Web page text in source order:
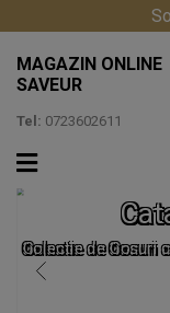
MAGAZIN ONLINE
SAVEUR
Tel: 0723602611
Colectie de Cosuri